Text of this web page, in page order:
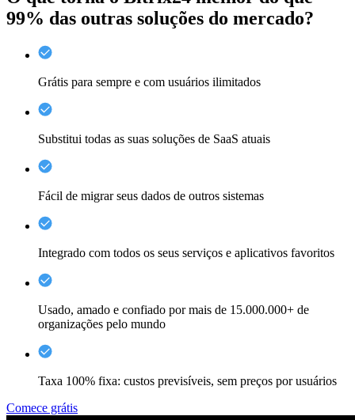
99% das outras soluções do mercado?
Grátis para sempre e com usuários ilimitados
Substitui todas as suas soluções de SaaS atuais
Fácil de migrar seus dados de outros sistemas
Integrado com todos os seus serviços e aplicativos favoritos
Usado, amado e confiado por mais de 15.000.000+ de
organizações pelo mundo
Taxa 100% fixa: custos previsíveis, sem preços por usuários
Comece grátis